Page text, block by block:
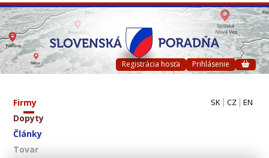
Registrácia hosťa Prihlásenie
Firmy
Dopyty
Články
Tovar
SK CZ EN